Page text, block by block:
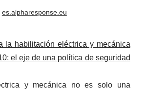
es.alpharesponse.eu
la habilitación eléctrica y mecánica
el eje de una política de seguridad
y mecánica no es solo una